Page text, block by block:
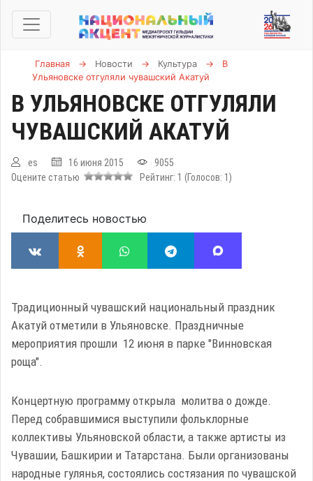
Главная → Новости → Культура →
В
Ульяновске отгуляли чувашский Акатуй
В УЛЬЯНОВСКЕ ОТГУЛЯЛИ
ЧУВАШСКИЙ АКАТУЙ
es 16 июня 2015
9055
Оцените статью
Рейтинг: 1 (Голосов: 1 )
Поделитесь новостью
Традиционный чувашский национальный праздник
Акатуй отметили в Ульяновске. Праздничные
мероприятия прошли 12 июня в парке "Винновская
роща".
Концертную программу открыла молитва о дожде.
Перед собравшимися выступили фольклорные
коллективы Ульяновской области, а также артисты из
Чувашии, Башкирии и Татарстана. Были организованы
народные гулянья, состоялись состязания по чувашской